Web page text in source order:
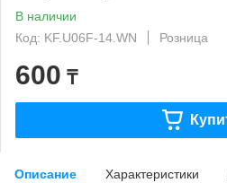
В наличии
Код: KF.U06F-14.WN
Розница
600 ₸
Описание Характеристики